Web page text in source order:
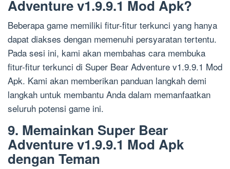
Adventure v1.9.9.1 Mod Apk?
Beberapa game memiliki fitur-fitur terkunci yang hanya
dapat diakses dengan memenuhi persyaratan tertentu.
Pada sesi ini, kami akan membahas cara membuka
fitur-fitur terkunci di Super Bear Adventure v1.9.9.1 Mod
Apk. Kami akan memberikan panduan langkah demi
langkah untuk membantu Anda dalam memanfaatkan
seluruh potensi game ini.
9. Memainkan Super Bear
Adventure v1.9.9.1 Mod Apk
dengan Teman